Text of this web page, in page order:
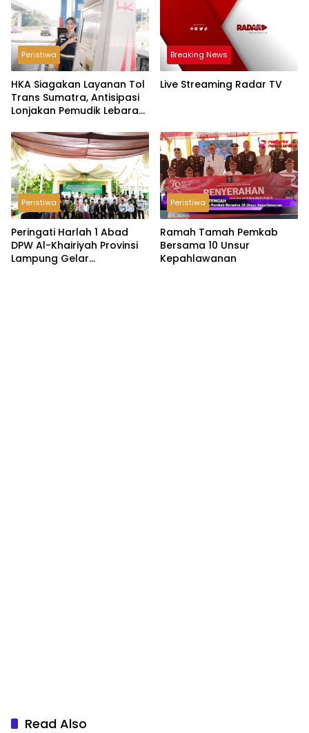
Peristiwa
HKA Siagakan Layanan Tol
Trans Sumatra, Antisipasi
Lonjakan Pemudik Lebaran
Breaking News
Live Streaming Radar TV
Peristiwa
Peringati Harlah 1 Abad
DPW Al-Khairiyah Provinsi
Lampung Gelar
Peristiwa
Ramah Tamah Pemkab
Bersama 10 Unsur
Kepahlawanan
Read Also